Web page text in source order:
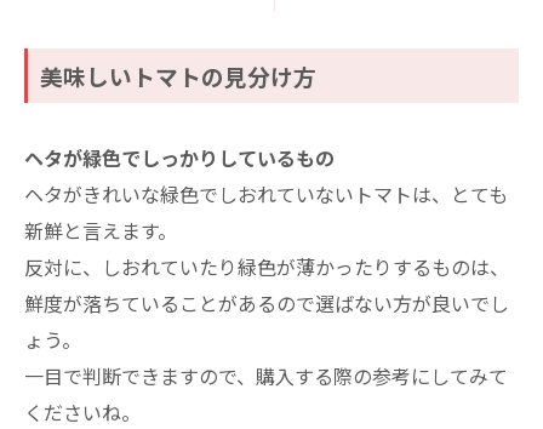
美味しいトマトの見分け方
ヘタが緑色でしっかりしているもの
ヘタがきれいな緑色でしおれていないトマトは、とても
新鮮と言えます。
反対に、しおれていたり緑色が薄かったりするものは、
鮮度が落ちていることがあるので選ばない方が良いでし
ょう。
一目で判断できますので、購入する際の参考にしてみて
くださいね。